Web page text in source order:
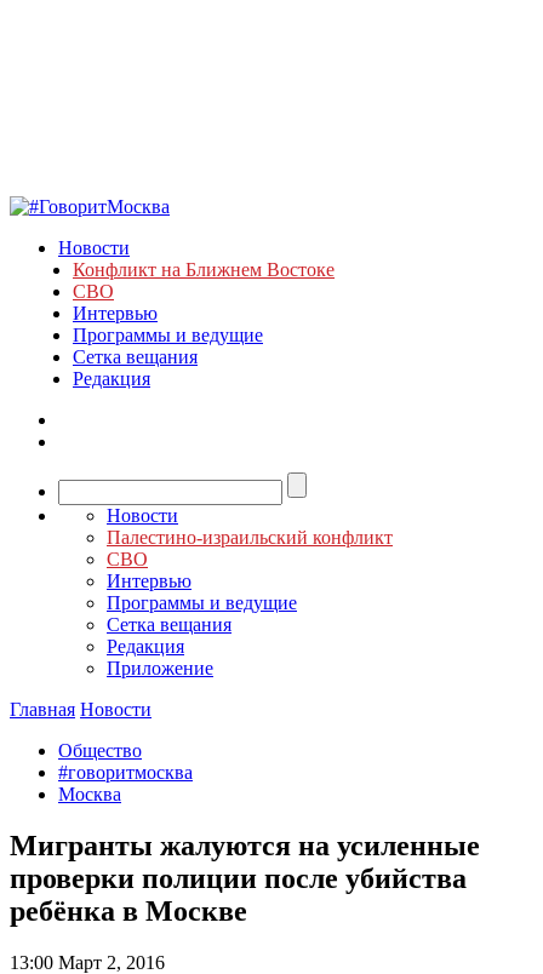
Новости
Конфликт на Ближнем Востоке
СВО
Интервью
Программы и ведущие
Сетка вещания
Редакция
Новости
Палестино-израильский конфликт
СВО
Интервью
Программы и ведущие
Сетка вещания
Редакция
Приложение
Главная Новости
Общество
#говоритмосква
Москва
Мигранты жалуются на усиленные
проверки полиции после убийства
ребёнка в Москве
13:00 Март 2, 2016